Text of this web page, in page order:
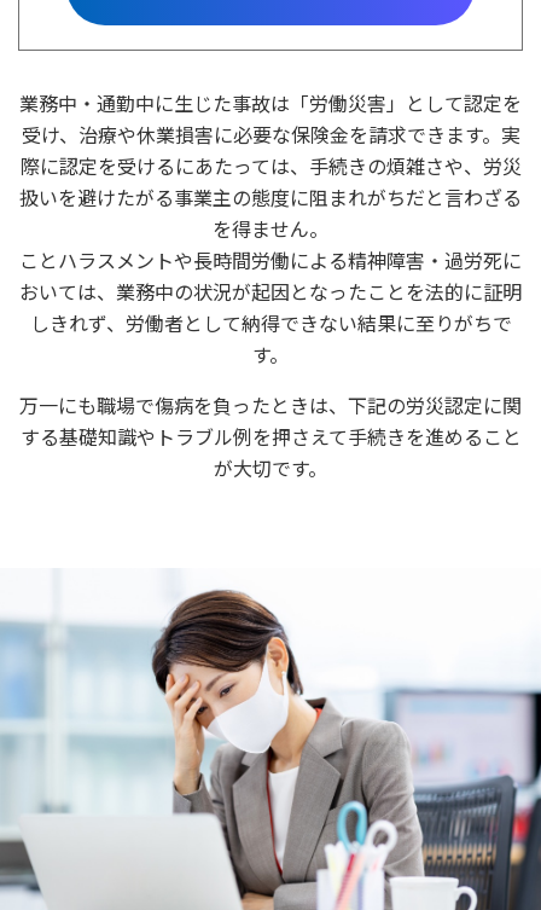
業務中・通勤中に生じた事故は「労働災害」として認定を
受け、治療や休業損害に必要な保険金を請求できます。実
際に認定を受けるにあたっては、手続きの煩雑さや、労災
扱いを避けたがる事業主の態度に阻まれがちだと言わざる
を得ません。
ことハラスメントや長時間労働による精神障害・過労死に
おいては、業務中の状況が起因となったことを法的に証明
しきれず、労働者として納得できない結果に至りがちで
す。
万一にも職場で傷病を負ったときは、下記の労災認定に関
する基礎知識やトラブル例を押さえて手続きを進めること
が大切です。